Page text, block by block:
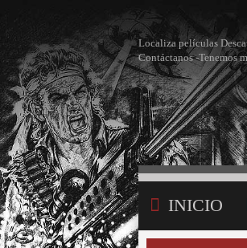
Localiza películas
Contáctanos -Tenemos
INICIO